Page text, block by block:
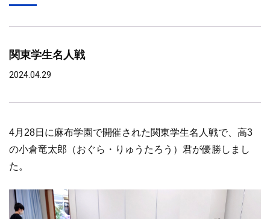
関東学生名人戦
2024.04.29
4月28日に麻布学園で開催された関東学生名人戦で、高3
の小倉竜太郎（おぐら・りゅうたろう）君が優勝しまし
た。